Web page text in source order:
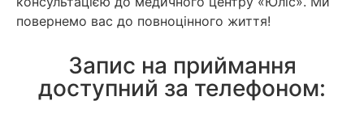
повернемо вас до повноцінного життя!
Запис на приймання
доступний за телефоном: